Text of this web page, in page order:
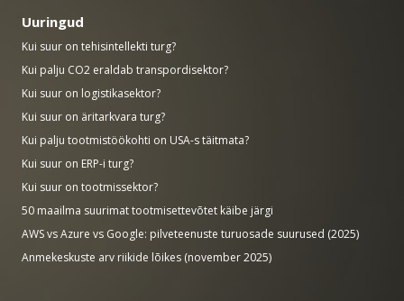
Uuringud
Kui suur on tehisintellekti turg?
Kui palju CO2 eraldab transpordisektor?
Kui suur on logistikasektor?
Kui suur on äritarkvara turg?
Kui palju tootmistöökohti on USA-s täitmata?
Kui suur on ERP-i turg?
Kui suur on tootmissektor?
50 maailma suurimat tootmisettevõtet käibe järgi
AWS vs Azure vs Google: pilveteenuste turuosade suurused (2025)
Anmekeskuste arv riikide lõikes (november 2025)